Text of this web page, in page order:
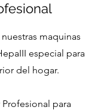
nuestras maquinas
especial para
del hogar.
para